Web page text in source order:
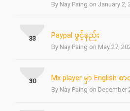
By Nay Paing on January 2,
Paypal ဖွင့်နည်း
By Nay Paing on May 27,
33
Mx player မှာ English စ
By Nay Paing on December
30